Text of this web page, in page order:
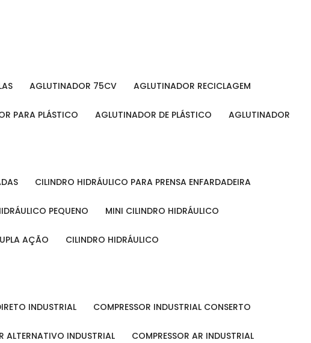
AGLUTINADOR 75CV AGLUTINADOR RECICLAGEM
PARA PLÁSTICO AGLUTINADOR DE PLÁSTICO AGLUTINADOR
CILINDRO HIDRÁULICO PARA PRENSA ENFARDADEIRA
PEQUENO MINI CILINDRO HIDRÁULICO
AÇÃO CILINDRO HIDRÁULICO
INDUSTRIAL COMPRESSOR INDUSTRIAL CONSERTO
ALTERNATIVO INDUSTRIAL COMPRESSOR AR INDUSTRIAL